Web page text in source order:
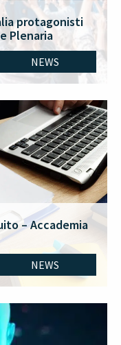
protagonisti
Plenaria
NEWS
– Accademia
NEWS